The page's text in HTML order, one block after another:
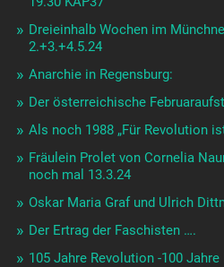
Dreieinhalb Wochen im
2.+3.+4.5.24
Anarchie in Regensburg:
Der österreichische
Als noch 1988 „Für Revolution
Fräulein Prolet von Cornelia
noch mal 13.3.24
Oskar Maria Graf und Ulrich
Der Ertrag der Faschisten ….
105 Jahre Revolution -100